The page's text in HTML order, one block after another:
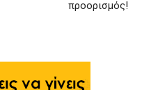
προορισμός!